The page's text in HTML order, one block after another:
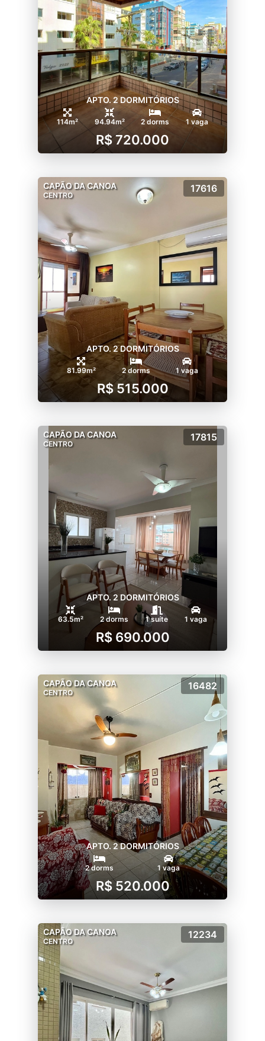
APTO. 2 DORMITÓRIOS
114m² 94.94m² 2 dorms 1 vaga
R$ 720.000
CAPÃO DA CANOA
CENTRO
17616
APTO. 2 DORMITÓRIOS
81.99m² 2 dorms 1 vaga
R$ 515.000
CAPÃO DA CANOA
CENTRO
17815
APTO. 2 DORMITÓRIOS
63.5m² 2 dorms 1 suíte 1 vaga
R$ 690.000
CAPÃO DA CANOA
CENTRO
16482
APTO. 2 DORMITÓRIOS
2 dorms 1 vaga
R$ 520.000
CAPÃO DA CANOA
CENTRO
12234